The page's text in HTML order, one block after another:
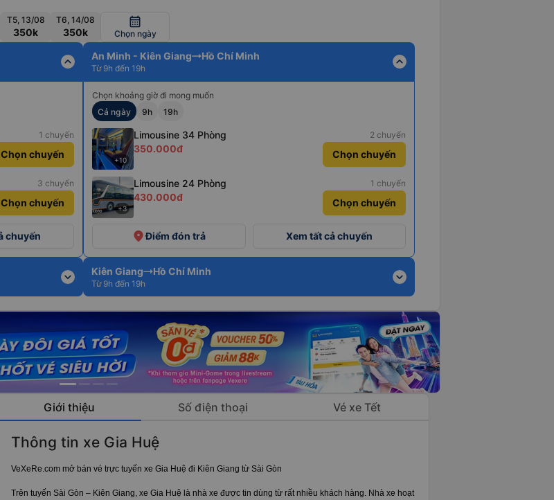
T5, 13/08
350k
T6, 14/08
350k
calendar_month
Chọn ngày
expand_less
1 chuyến
Chọn chuyến
3 chuyến
Chọn chuyến
chuyến
An Minh - Kiên Giang Hồ Chí Minh
Từ 9h đến 19h expand_less
Chọn khoảng giờ đi mong muốn
Cả ngày
9h 19h
+10
Limousine 34 Phòng 2 chuyến
350.000đ Chọn chuyến
+3
Limousine 24 Phòng 1 chuyến
430.000đ Chọn chuyến
placeĐiểm đón trả Xem tất cả chuyến
expand_more Kiên Giang Hồ Chí Minh
Từ 9h đến 19h expand_more
Giới thiệu Số điện thoại Vé xe Tết
Thông tin xe Gia Huệ
VeXeRe.com mở bán vé trực tuyến xe Gia Huệ đi Kiên Giang từ Sài Gòn
Trên tuyến Sài Gòn – Kiên Giang, xe Gia Huệ là nhà xe được tin dùng từ rất nhiều khách hàng. Nhà xe hoạt